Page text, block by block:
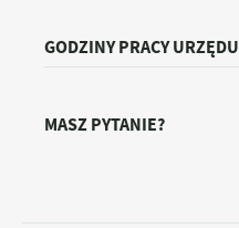
GODZINY PRACY URZĘDU
MASZ PYTANIE?